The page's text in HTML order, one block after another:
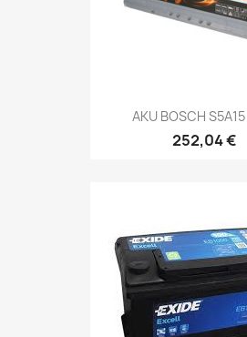
AKU BOSCH
252,04 €